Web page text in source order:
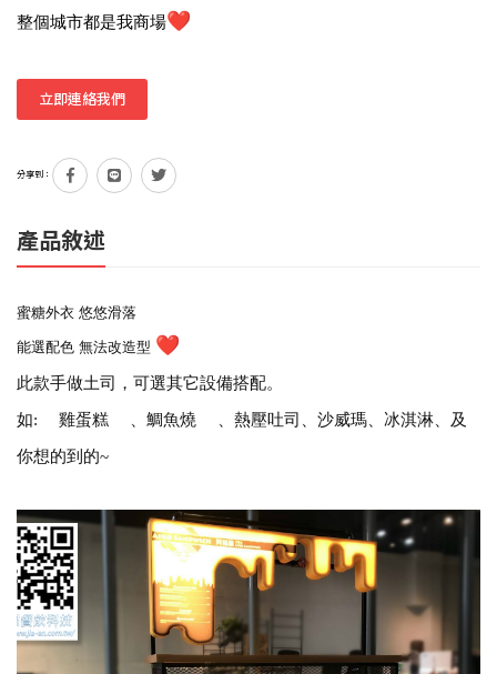
整個城市都是我商場❤
立即連絡我們
分享到：
產品敘述
蜜糖外衣 悠悠滑落
能選配色 無法改造型 ❤
此款手做土司，可選其它設備搭配。
如: 雞蛋糕 、鯛魚燒 、熱壓吐司、沙威瑪、冰淇淋、及
你想的到的~